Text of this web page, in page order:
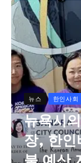
뉴스 한인사회
뉴욕시
장, 한인